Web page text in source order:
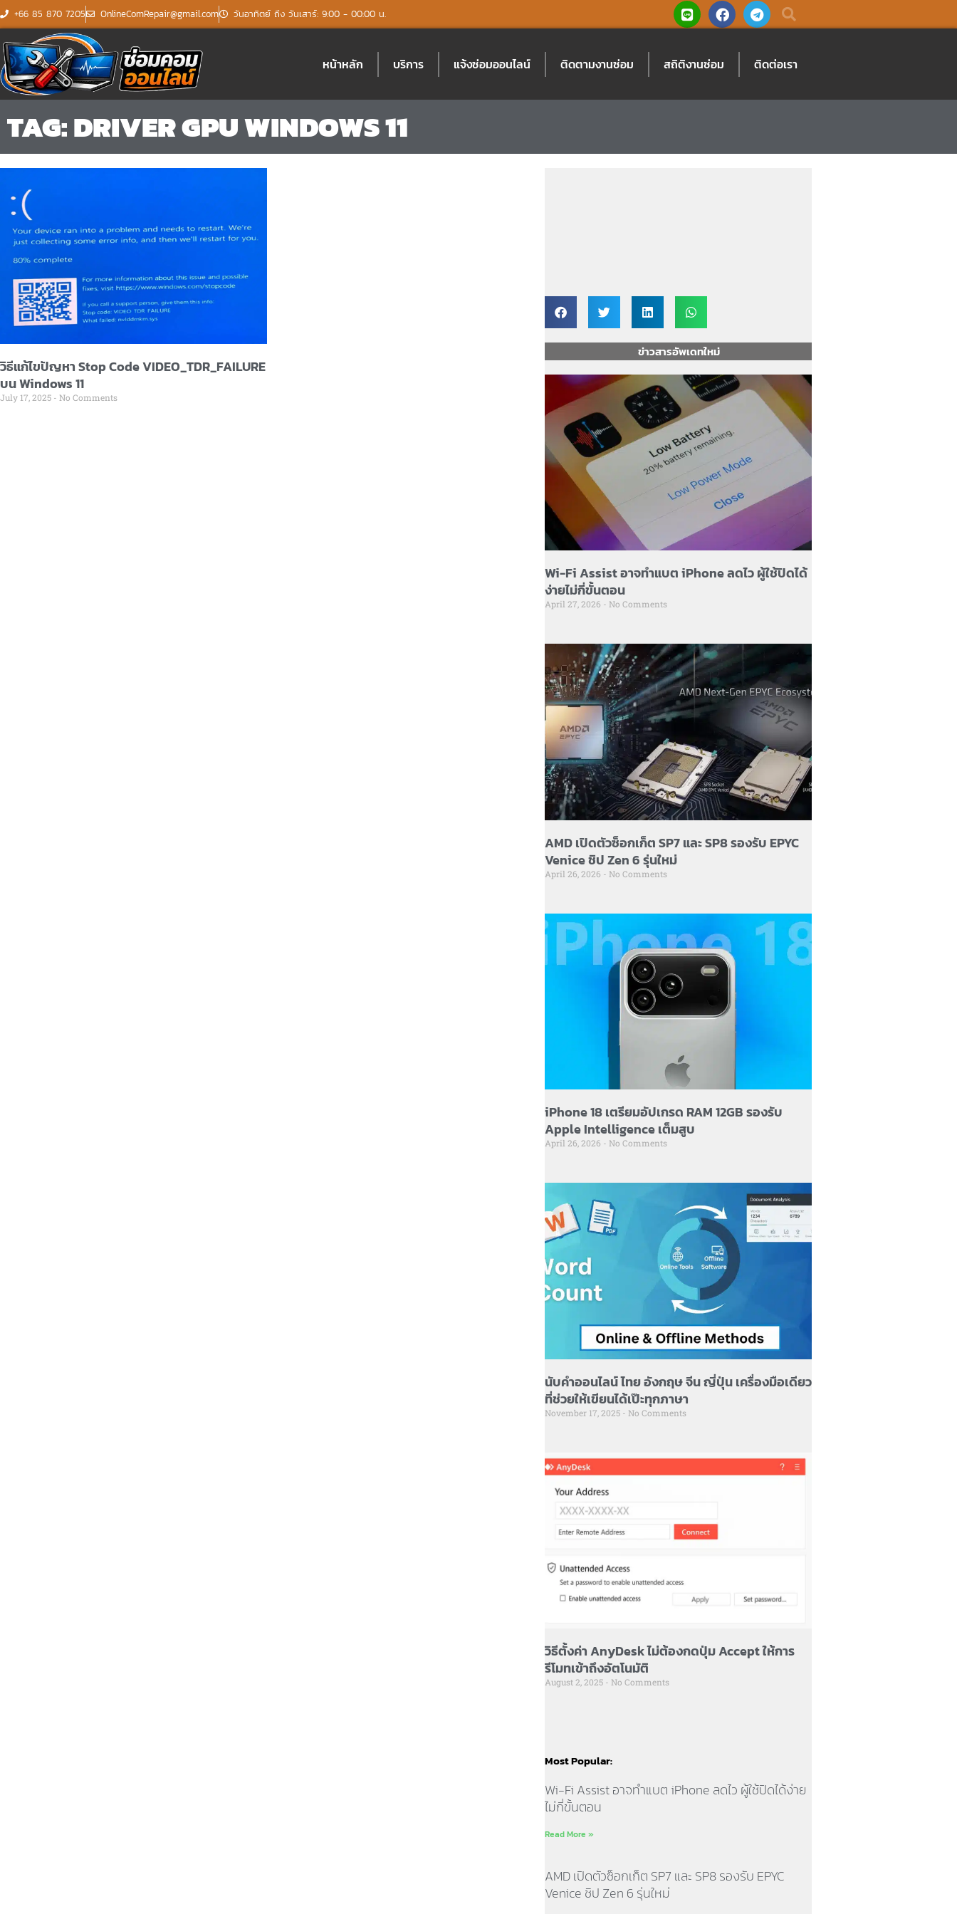
Skip
to
content
+66 85 870 7205 OnlineComRepair@gmail.com วันอาทิตย์ ถึง วันเสาร์: 9:00 - 00:00 น. L
i
n
F
a
c
b
o
k
T
e
l
g
r
m
หน้าหลัก บริการ แจ้งซ่อมออนไลน์ ติดตามงานซ่อม สถิติงานซ่อม ติดต่อเรา
TAG: DRIVER GPU WINDOWS 11
วิธีแก้ไขปัญหา Stop Code VIDEO_TDR_FAILURE
บน Windows 11
July 17, 2025 No Comments
ข่าวสารอัพเดทใหม่
Wi-Fi Assist อาจทำแบต iPhone ลดไว ผู้ใช้ปิดได้
ง่ายไม่กี่ขั้นตอน
April 27, 2026 No Comments
AMD เปิดตัวซ็อกเก็ต SP7 และ SP8 รองรับ EPYC
Venice ชิป Zen 6 รุ่นใหม่
April 26, 2026 No Comments
iPhone 18 เตรียมอัปเกรด RAM 12GB รองรับ
Apple Intelligence เต็มสูบ
April 26, 2026 No Comments
นับคำออนไลน์ ไทย อังกฤษ จีน ญี่ปุ่น เครื่องมือเดียว
ที่ช่วยให้เขียนได้เป๊ะทุกภาษา
November 17, 2025 No Comments
วิธีตั้งค่า AnyDesk ไม่ต้องกดปุ่ม Accept ให้การ
รีโมทเข้าถึงอัตโนมัติ
August 2, 2025 No Comments
Most Popular:
Wi-Fi Assist อาจทำแบต iPhone ลดไว ผู้ใช้ปิดได้ง่าย
ไม่กี่ขั้นตอน
Read More »
AMD เปิดตัวซ็อกเก็ต SP7 และ SP8 รองรับ EPYC
Venice ชิป Zen 6 รุ่นใหม่